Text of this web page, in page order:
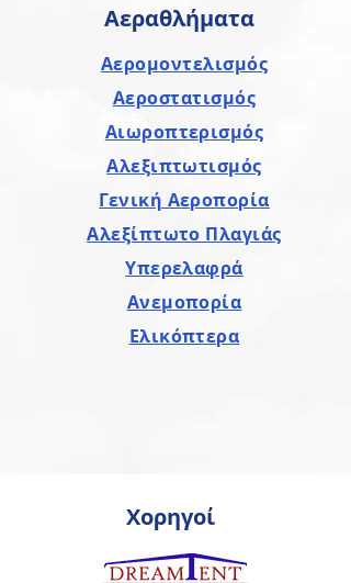
Αεραθλήματα
Αερομοντελισμός
Αεροστατισμός
Αιωροπτερισμός
Αλεξιπτωτισμός
Γενική Αεροπορία
Αλεξίπτωτο Πλαγιάς
Υπερελαφρά
Ανεμοπορία
Ελικόπτερα
Χορηγοί